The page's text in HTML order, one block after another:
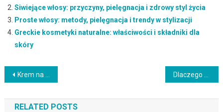
Siwiejące włosy: przyczyny, pielęgnacja i zdrowy styl życia
Proste włosy: metody, pielęgnacja i trendy w stylizacji
Greckie kosmetyki naturalne: właściwości i składniki dla
skóry
Nawigacja
wpisu
Krem na szyję i dekolt – klucz do młodego wyglądu i pielęgnacji
RELATED POSTS